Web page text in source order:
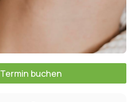
Termin buchen